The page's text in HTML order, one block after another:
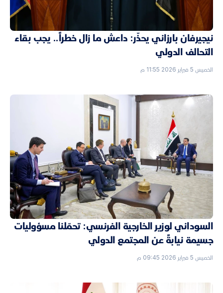
نيجيرفان بارزاني يحذّر: داعش ما زال خطراً.. يجب بقاء
التحالف الدولي
الخميس 5 فبراير 2026 11:55 م
السوداني لوزير الخارجية الفرنسي: تحمّلنا مسؤوليات
جسيمة نيابةً عن المجتمع الدولي
الخميس 5 فبراير 2026 09:45 م